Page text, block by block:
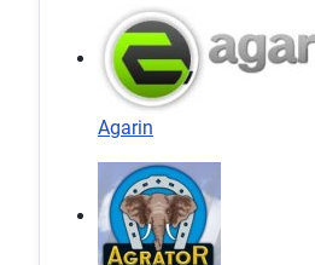
Agarin